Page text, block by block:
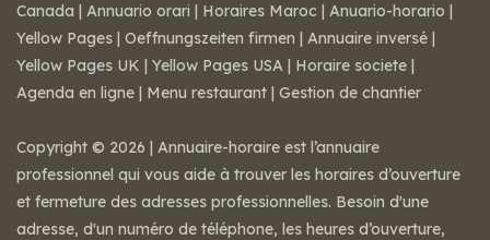
Canada | Annuario orari | Horaires Maroc | Anuario-horario |
Yellow Pages | Oeffnungszeiten firmen | Annuaire inversé |
Yellow Pages UK | Yellow Pages USA | Horaire societe |
Agenda en ligne | Menu restaurant | Gestion de chantier
Copyright © 2026 | Annuaire-horaire est l’annuaire
professionnel qui vous aide à trouver les horaires d’ouverture
et fermeture des adresses professionnelles. Besoin d'une
adresse, d'un numéro de téléphone, les heures d’ouverture,